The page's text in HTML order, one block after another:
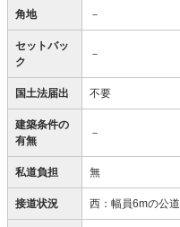
角地 －
セットバッ
ク
－
国土法届出 不要
建築条件の
有無
－
私道負担 無
接道状況 西：幅員6mの公道